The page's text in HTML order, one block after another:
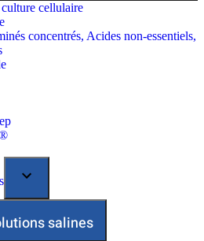
cellulaire
concentrés, Acides non-essentiels,
salines